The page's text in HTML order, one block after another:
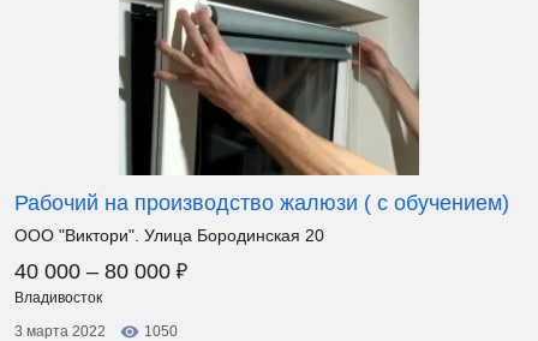
Рабочий на производство жалюзи ( с обучением)
ООО "Виктори". Улица Бородинская 20
40 000 – 80 000 ₽
Владивосток
3 марта 2022
1050